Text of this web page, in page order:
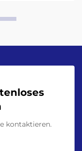
kontaktieren.